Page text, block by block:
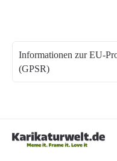
Informationen zur EU-
(GPSR)